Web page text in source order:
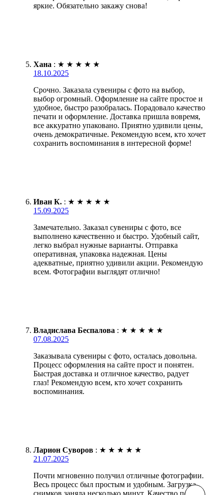
яркие. Обязательно закажу снова!
Хана : ★ ★ ★ ★ ★
18.10.2025
Срочно. Заказала сувениры с фото на выбор,
выбор огромный. Оформление на сайте простое и
удобное, быстро разобралась. Порадовало качество
печати и оформление. Доставка пришла вовремя,
все аккуратно упаковано. Приятно удивили цены,
очень демократичные. Рекомендую всем, кто хочет
сохранить воспоминания в интересной форме!
Иван К. : ★ ★ ★ ★ ★
15.09.2025
Замечательно. Заказал сувениры с фото, все
выполнено качественно и быстро. Удобный сайт,
легко выбрал нужные варианты. Отправка
оперативная, упаковка надежная. Цены
адекватные, приятно удивили акции. Рекомендую
всем. Фотографии выглядят отлично!
Владислава Беспалова : ★ ★ ★ ★ ★
07.08.2025
Заказывала сувениры с фото, осталась довольна.
Процесс оформления на сайте прост и понятен.
Быстрая доставка и отличное качество, радует
глаз! Рекомендую всем, кто хочет сохранить
воспоминания.
Ларион Суворов : ★ ★ ★ ★ ★
21.07.2025
Почти мгновенно получил отличные фотографии.
Весь процесс был простым и удобным. Загрузка
снимков заняла несколько минут. Качество печати